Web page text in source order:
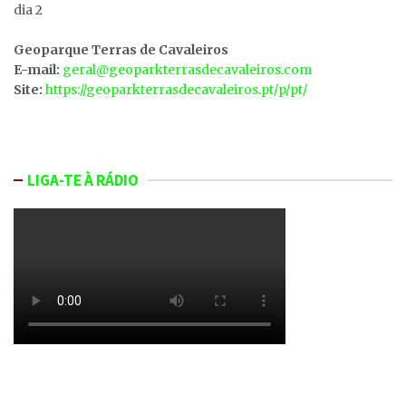
dia 2
Geoparque Terras de Cavaleiros
E-mail: geral@geoparkterrasdecavaleiros.com
Site: https://geoparkterrasdecavaleiros.pt/p/pt/
LIGA-TE À RÁDIO